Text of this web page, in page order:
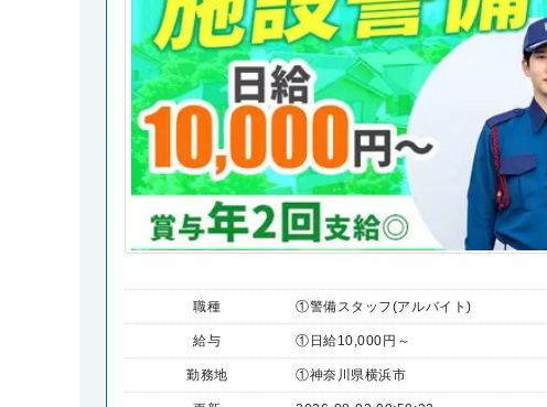
職種 ①警備スタッフ(アルバイト)
給与 ①日給10,000円～
勤務地 ①神奈川県横浜市